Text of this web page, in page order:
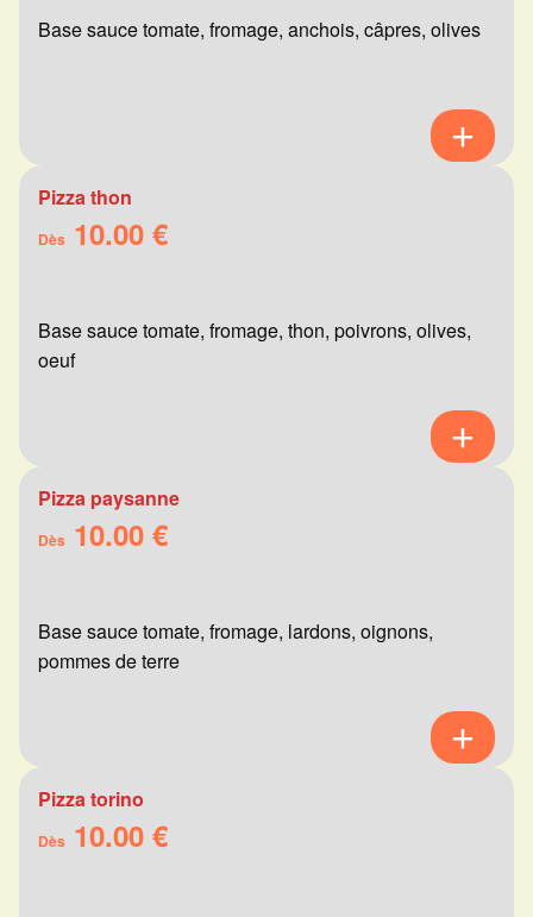
Base sauce tomate, fromage, anchois, câpres, olives
Pizza thon
Dès 10.00 €
Base sauce tomate, fromage, thon, poivrons, olives,
oeuf
Pizza paysanne
Dès 10.00 €
Base sauce tomate, fromage, lardons, oignons,
pommes de terre
Pizza torino
Dès 10.00 €